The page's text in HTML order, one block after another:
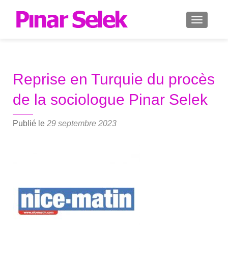
Reprise en Turquie du procès
de la sociologue Pinar Selek
Publié le 29 septembre 2023